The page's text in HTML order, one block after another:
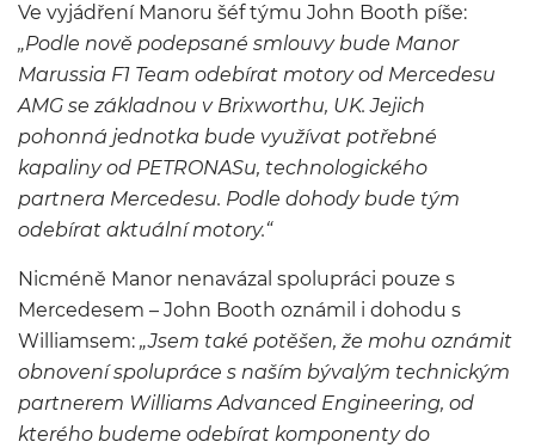
Ve vyjádření Manoru šéf týmu John Booth píše:
„Podle nově podepsané smlouvy bude Manor
Marussia F1 Team odebírat motory od Mercedesu
AMG se základnou v Brixworthu, UK. Jejich
pohonná jednotka bude využívat potřebné
kapaliny od PETRONASu, technologického
partnera Mercedesu. Podle dohody bude tým
odebírat aktuální motory.“
Nicméně Manor nenavázal spolupráci pouze s
Mercedesem – John Booth oznámil i dohodu s
Williamsem: „Jsem také potěšen, že mohu oznámit
obnovení spolupráce s naším bývalým technickým
partnerem Williams Advanced Engineering, od
kterého budeme odebírat komponenty do